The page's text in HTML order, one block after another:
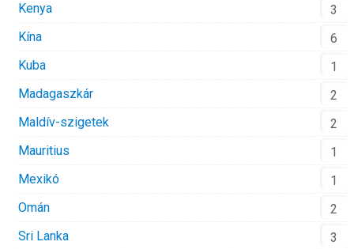
Kenya
3
Kína
6
Kuba
1
Madagaszkár
2
Maldív-szigetek
2
Mauritius
1
Mexikó
1
Omán
2
Sri Lanka
3